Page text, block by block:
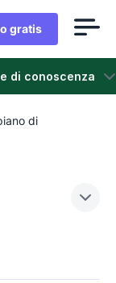
gratis
di conoscenza
di